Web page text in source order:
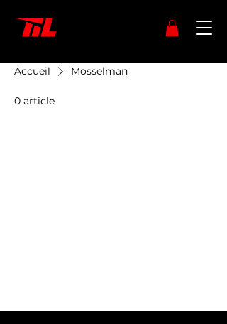
Accueil Mosselman
0 article